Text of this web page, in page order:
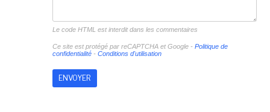
Le code HTML est interdit dans les commentaires
Ce site est protégé par reCAPTCHA et Google - Politique de
confidentialité- Conditions d'utilisation